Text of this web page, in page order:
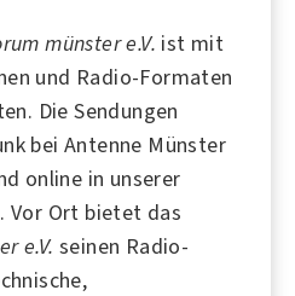
münster e.V. ist mit
und Radio-Formaten
Die Sendungen
bei Antenne Münster
online in unserer
Vor Ort bietet das
e.V. seinen Radio-